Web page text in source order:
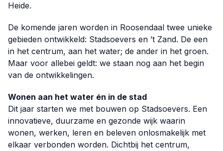
Heide.
De komende jaren worden in Roosendaal twee unieke
gebieden ontwikkeld: Stadsoevers en ’t Zand. De een
in het centrum, aan het water; de ander in het groen.
Maar voor allebei geldt: we staan nog aan het begin
van de ontwikkelingen.
Wonen aan het water én in de stad
Dit jaar starten we met bouwen op Stadsoevers. Een
innovatieve, duurzame en gezonde wijk waarin
wonen, werken, leren en beleven onlosmakelijk met
elkaar verbonden worden. Dichtbij het centrum,